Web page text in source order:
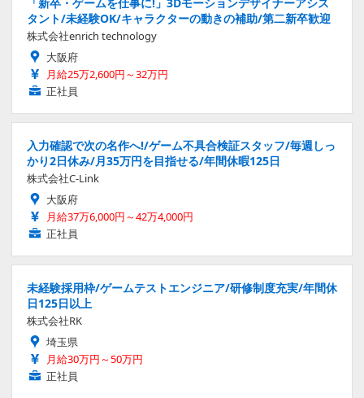
タント/未経験OK/キャラクターの動きの補助/第二新卒歓迎
株式会社enrich technology
大阪府
月給25万2,600円～32万円
正社員
入力確認で次の名作へ!/ゲーム不具合検証スタッフ/毎週しっ
かり2日休み/月35万円を目指せる/年間休暇125日
株式会社C-Link
大阪府
月給37万6,000円～42万4,000円
正社員
未経験採用枠/ゲームテストエンジニア/研修制度充実/年間休
日125日以上
株式会社RK
埼玉県
月給30万円～50万円
正社員